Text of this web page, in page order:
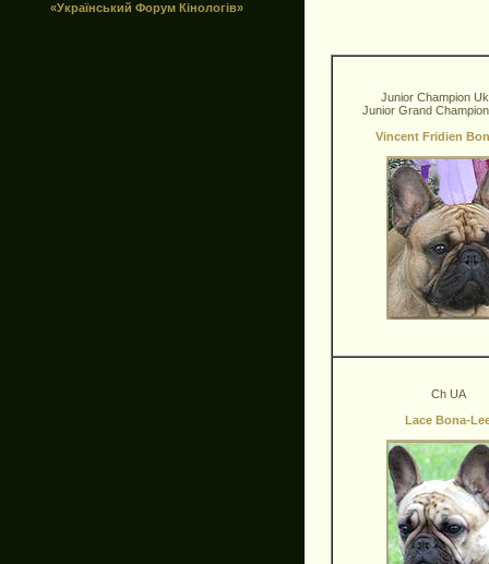
«Український Форум Кінологів»
Junior Champion
Junior Grand
Vincent Fridien
Ch UA
Lace Bona-